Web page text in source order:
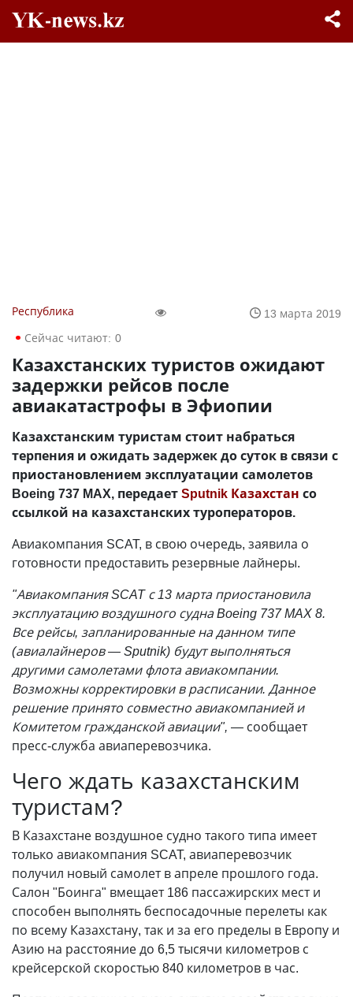
Республика
13 марта 2019
Сейчас читают: 0
Казахстанских туристов ожидают
задержки рейсов после
авиакатастрофы в Эфиопии
Казахстанским туристам стоит набраться
терпения и ожидать задержек до суток в связи с
приостановлением эксплуатации самолетов
Boeing 737 MAX, передаетSputnik Казахстан со
ссылкой на казахстанских туроператоров.
Авиакомпания SCAT, в свою очередь, заявила о
готовности предоставить резервные лайнеры.
"Авиакомпания SCAT с 13 марта приостановила
эксплуатацию воздушного судна Boeing 737 MAX 8.
Все рейсы, запланированные на данном типе
(авиалайнеров — Sputnik) будут выполняться
другими самолетами флота авиакомпании.
Возможны корректировки в расписании. Данное
решение принято совместно авиакомпанией и
Комитетом гражданской авиации", — сообщает
пресс-служба авиаперевозчика.
Чего ждать казахстанским
туристам?
В Казахстане воздушное судно такого типа имеет
только авиакомпания SCAT, авиаперевозчик
получил новый самолет в апреле прошлого года.
Салон "Боинга" вмещает 186 пассажирских мест и
способен выполнять беспосадочные перелеты как
по всему Казахстану, так и за его пределы в Европу и
Азию на расстояние до 6,5 тысячи километров с
крейсерской скоростью 840 километров в час.